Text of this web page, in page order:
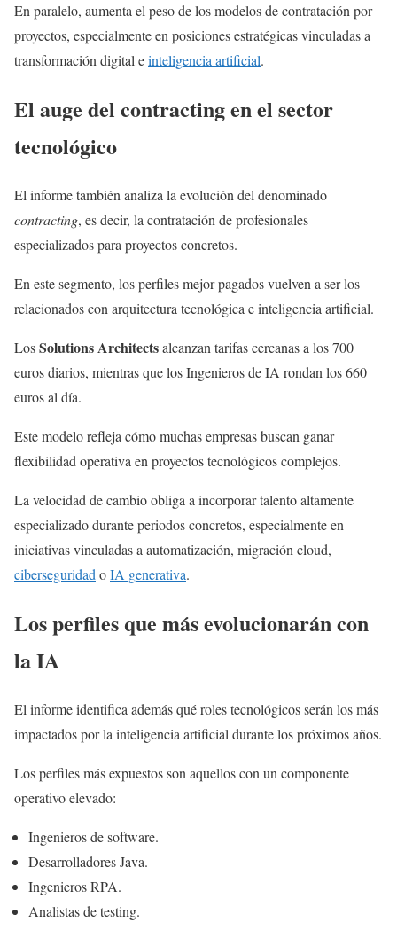
En paralelo, aumenta el peso de los modelos de contratación por
proyectos, especialmente en posiciones estratégicas vinculadas a
transformación digital einteligencia artificial.
El auge del contracting en el sector
tecnológico
El informe también analiza la evolución del denominado
contracting, es decir, la contratación de profesionales
especializados para proyectos concretos.
En este segmento, los perfiles mejor pagados vuelven a ser los
relacionados con arquitectura tecnológica e inteligencia artificial.
LosSolutions Architectsalcanzan tarifas cercanas a los 700
euros diarios, mientras que los Ingenieros de IA rondan los 660
euros al día.
Este modelo refleja cómo muchas empresas buscan ganar
flexibilidad operativa en proyectos tecnológicos complejos.
La velocidad de cambio obliga a incorporar talento altamente
especializado durante periodos concretos, especialmente en
iniciativas vinculadas a automatización, migración cloud,
ciberseguridad oIA generativa.
Los perfiles que más evolucionarán con
la IA
El informe identifica además qué roles tecnológicos serán los más
impactados por la inteligencia artificial durante los próximos años.
Los perfiles más expuestos son aquellos con un componente
operativo elevado:
Ingenieros de software.
Desarrolladores Java.
Ingenieros RPA.
Analistas de testing.